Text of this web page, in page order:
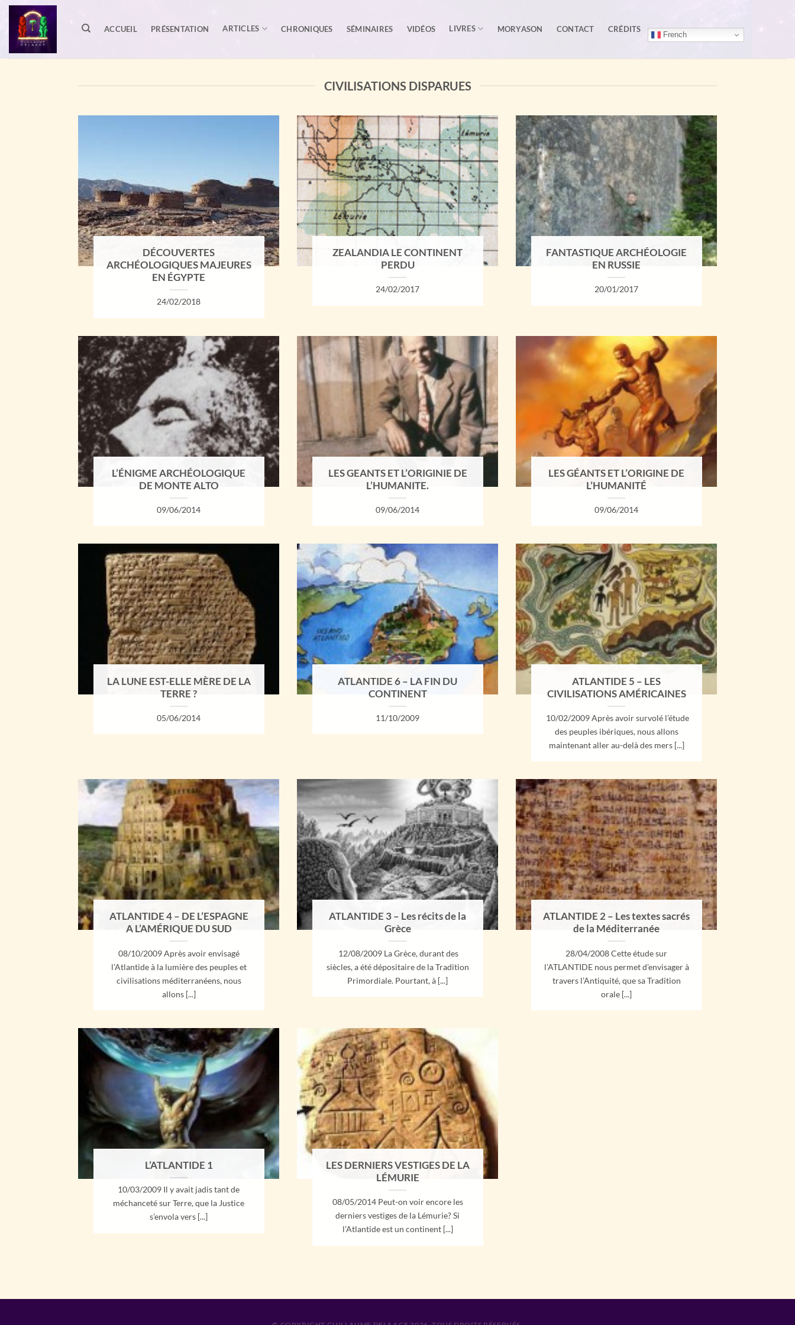
Passer
contenu
ACCUEIL PRÉSENTATION ARTICLES CHRONIQUES SÉMINAIRES VIDÉOS LIVRES MORYASON CONTACT CRÉDITS
French
CIVILISATIONS DISPARUES
DÉCOUVERTES
ARCHÉOLOGIQUES MAJEURES
EN ÉGYPTE
24/02/2018
ZEALANDIA LE CONTINENT
PERDU
24/02/2017
FANTASTIQUE ARCHÉOLOGIE
EN RUSSIE
20/01/2017
L’ÉNIGME ARCHÉOLOGIQUE
DE MONTE ALTO
09/06/2014
LES GEANTS ET L’ORIGINIE DE
L’HUMANITE.
09/06/2014
LES GÉANTS ET L’ORIGINE DE
L’HUMANITÉ
09/06/2014
LA LUNE EST-ELLE MÈRE DE LA
TERRE ?
05/06/2014
ATLANTIDE 6 – LA FIN DU
CONTINENT
11/10/2009
ATLANTIDE 5 – LES
CIVILISATIONS AMÉRICAINES
10/02/2009 Après avoir survolé l’étude
des peuples ibériques, nous allons
maintenant aller au-delà des mers [...]
ATLANTIDE 4 – DE L’ESPAGNE
A L’AMÉRIQUE DU SUD
08/10/2009 Après avoir envisagé
l’Atlantide à la lumière des peuples et
civilisations méditerranéens, nous
allons [...]
ATLANTIDE 3 – Les récits de la
Grèce
12/08/2009 La Grèce, durant des
siècles, a été dépositaire de la Tradition
Primordiale. Pourtant, à [...]
ATLANTIDE 2 – Les textes sacrés
de la Méditerranée
28/04/2008 Cette étude sur
l’ATLANTIDE nous permet d’envisager à
travers l’Antiquité, que sa Tradition
orale [...]
L’ATLANTIDE 1
10/03/2009 Il y avait jadis tant de
méchanceté sur Terre, que la Justice
s’envola vers [...]
LES DERNIERS VESTIGES DE LA
LÉMURIE
08/05/2014 Peut-on voir encore les
derniers vestiges de la Lémurie? Si
l’Atlantide est un continent [...]